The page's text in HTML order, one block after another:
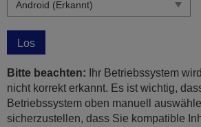
Los
Bitte beachten: Ihr Betriebssystem
nicht korrekt erkannt. Es ist wichtig,
Betriebssystem oben manuell
sicherzustellen, dass Sie kompatible